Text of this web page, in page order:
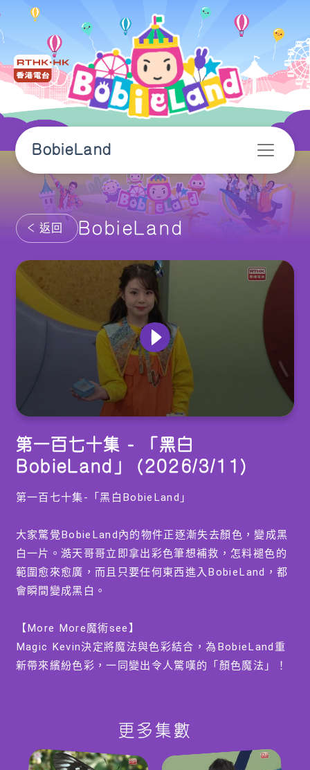
BobieLand
返回 BobieLand
of
15
minutes,
7
第一百七十集 - 「黑白
BobieLand」 (2026/3/11)
第一百七十集-「黑白BobieLand」
大家驚覺BobieLand內的物件正逐漸失去顏色，變成黑
白一片。澔天哥哥立即拿出彩色筆想補救，怎料褪色的
範圍愈來愈廣，而且只要任何東西進入BobieLand，都
會瞬間變成黑白。
【More More魔術see】
Magic Kevin決定將魔法與色彩結合，為BobieLand重
新帶來繽紛色彩，一同變出令人驚嘆的「顏色魔法」！
園長碌碌姐姐聯同小隊長QQ，教導大家利用摺紙，親
手打造一個充滿個人特色的彩色小社區。
更多集數